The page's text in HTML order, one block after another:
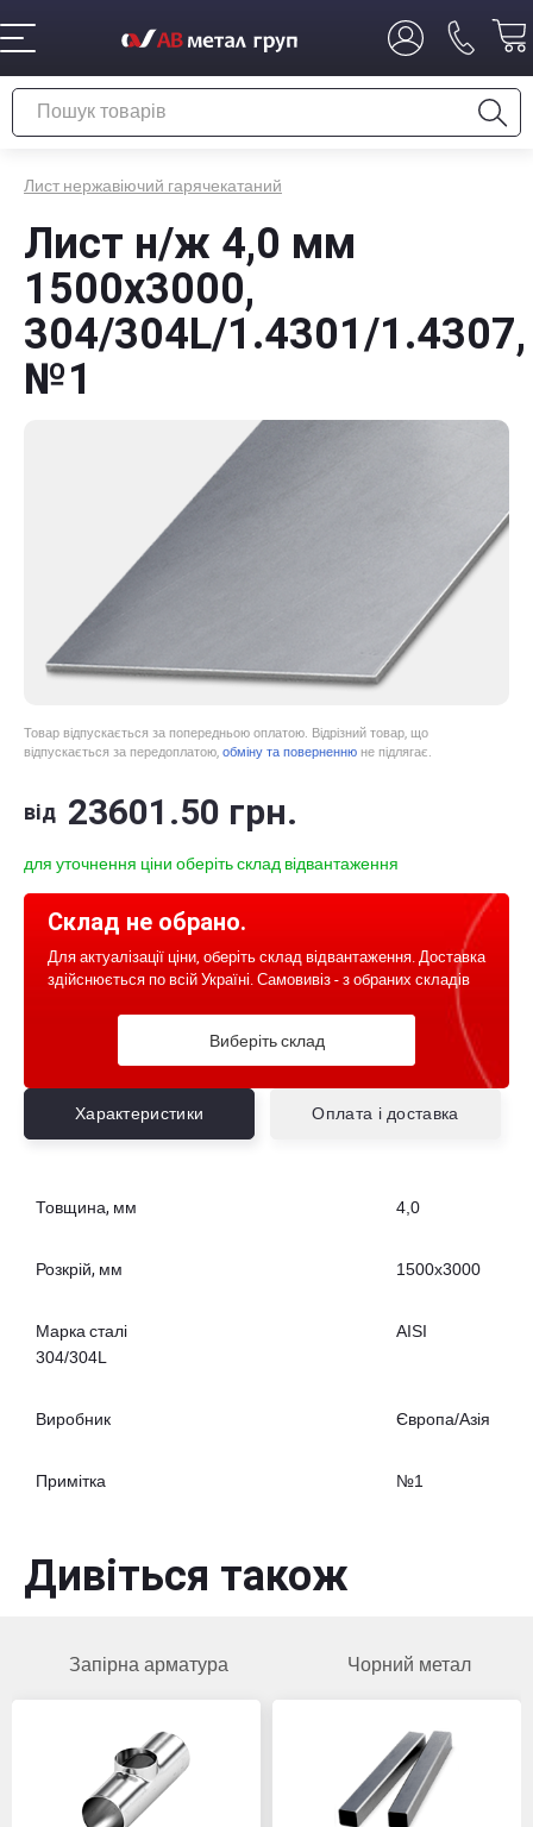
Лист нержавіючий гарячекатаний
Лист н/ж 4,0 мм
1500x3000,
304/304L/1.4301/1.4307,
№1
Товар відпускається за попередньою оплатою. Відрізний товар, що
відпускається за передоплатою, обміну та поверненню не підлягає.
від 23601 .50 грн.
для уточнення ціни оберіть склад відвантаження
Склад не обрано.
Для актуалізації ціни, оберіть склад відвантаження. Доставка
здійснюється по всій Україні. Самовивіз - з обраних складів
Виберіть склад
Характеристики Оплата і доставка
Товщина, мм 4,0
Розкрій, мм 1500x3000
Марка сталі
AISI
304/304L
Виробник Європа/Азія
Примітка №1
Дивіться також
Запірна арматура Чорний метал